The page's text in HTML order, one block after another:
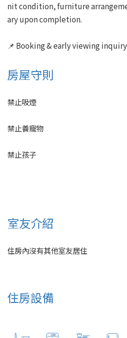
nit condition, furniture
ary upon completion.
📌 Booking & early viewing
房屋守則
禁止吸煙
禁止養寵物
禁止孩子
室友介紹
住房內沒有其他室友居住
住房設備